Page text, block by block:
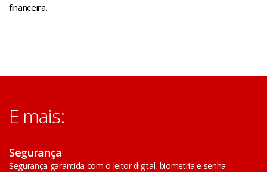
financeira.
E mais:
Segurança
Segurança garantida com o leitor digital, biometria e senha